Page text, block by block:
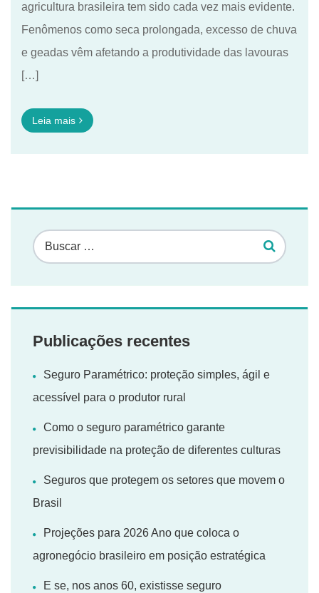
agricultura brasileira tem sido cada vez mais evidente.
Fenômenos como seca prolongada, excesso de chuva
e geadas vêm afetando a produtividade das lavouras
[…]
Leia mais
Publicações recentes
Seguro Paramétrico: proteção simples, ágil e
acessível para o produtor rural
Como o seguro paramétrico garante
previsibilidade na proteção de diferentes culturas
Seguros que protegem os setores que movem o
Brasil
Projeções para 2026 Ano que coloca o
agronegócio brasileiro em posição estratégica
E se, nos anos 60, existisse seguro